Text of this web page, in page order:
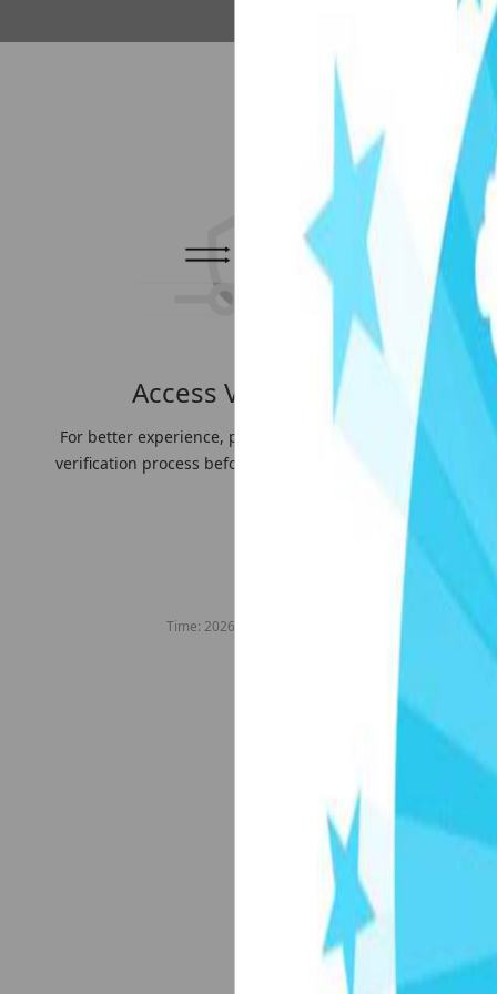
上海市徐汇区虹漕南路155号 5楼
备案序号：
Access Verification
For better experience, please slide to complete the
verification process before accessing the web page.
Time: 2026-08-06 00:41:55